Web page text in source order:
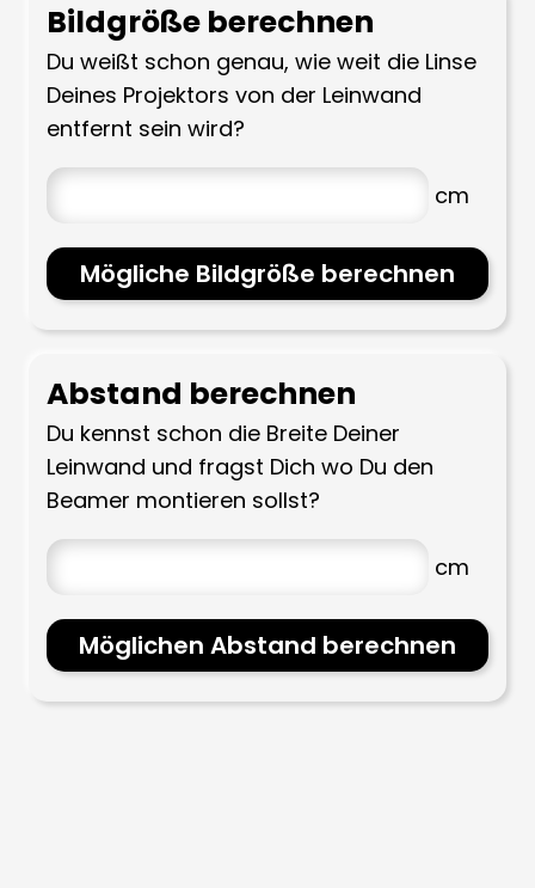
Bildgröße berechnen
Du weißt schon genau, wie weit die Linse
Deines Projektors von der Leinwand
entfernt sein wird?
Mögliche Bildgröße berechnen
Abstand berechnen
Du kennst schon die Breite Deiner
Leinwand und fragst Dich wo Du den
Beamer montieren sollst?
Möglichen Abstand berechnen